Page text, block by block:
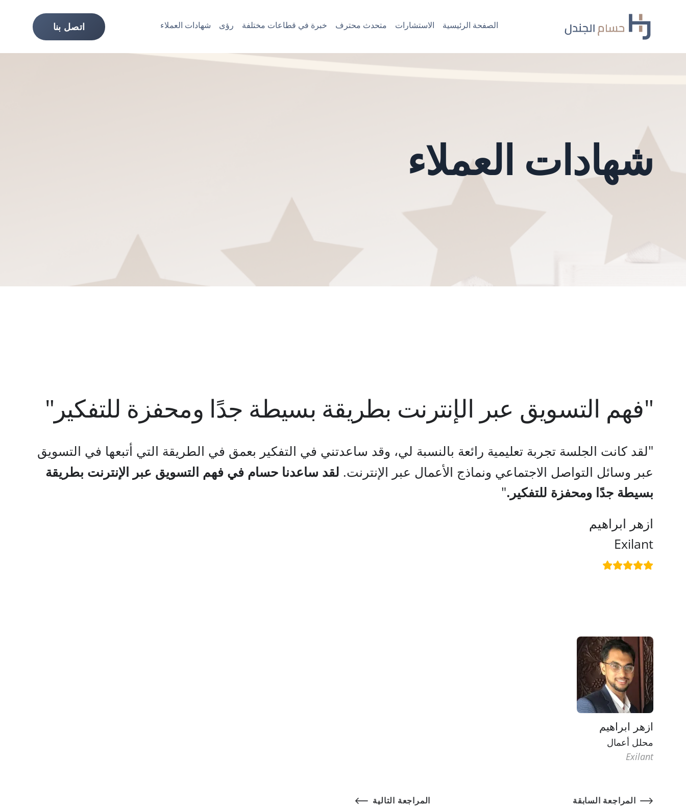
content
الصفحة الرئيسية الاستشارات متحدث محترف خبرة في قطاعات مختلفة رؤى شهادات العملاء اتصل بنا
شهادات العملاء
"فهم التسويق عبر الإنترنت بطريقة بسيطة جدًا ومحفزة للتفكير"
لقد كانت الجلسة تجربة تعليمية رائعة بالنسبة لي، وقد ساعدتني في التفكير بعمق في الطريقة التي أتبعها في التسويق
عبر وسائل التواصل الاجتماعي ونماذج الأعمال عبر الإنترنت. لقد ساعدنا حسام في فهم التسويق عبر الإنترنت بطريقة
بسيطة جدًا ومحفزة للتفكير.
ازهر ابراهيم
Exilant
ازهر ابراهيم
محلل أعمال
Exilant
المراجعة السابقة المراجعة التالية